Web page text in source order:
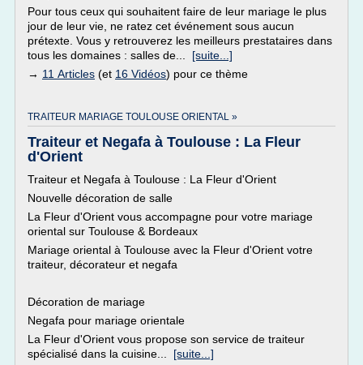
Pour tous ceux qui souhaitent faire de leur mariage le plus
jour de leur vie, ne ratez cet événement sous aucun
prétexte. Vous y retrouverez les meilleurs prestataires dans
tous les domaines : salles de... [suite...]
→ 11 Articles (et 16 Vidéos) pour ce thème
TRAITEUR MARIAGE TOULOUSE ORIENTAL »
Traiteur et Negafa à Toulouse : La Fleur
d'Orient
Traiteur et Negafa à Toulouse : La Fleur d'Orient
Nouvelle décoration de salle
La Fleur d'Orient vous accompagne pour votre mariage
oriental sur Toulouse & Bordeaux
Mariage oriental à Toulouse avec la Fleur d'Orient votre
traiteur, décorateur et negafa
Décoration de mariage
Negafa pour mariage orientale
La Fleur d'Orient vous propose son service de traiteur
spécialisé dans la cuisine... [suite...]